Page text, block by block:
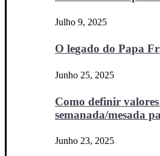
Julho 9, 2025
O legado do Papa
Junho 25, 2025
Como definir
semanada/mesada
Junho 23, 2025